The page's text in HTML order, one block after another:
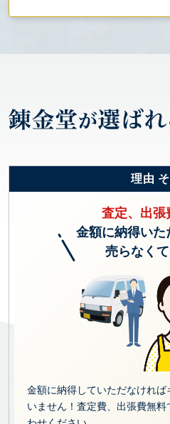
理由
査定、出張
金額に納得いた
売らなくて
金額に納得していただなけれ
いません！査定費、出張費無